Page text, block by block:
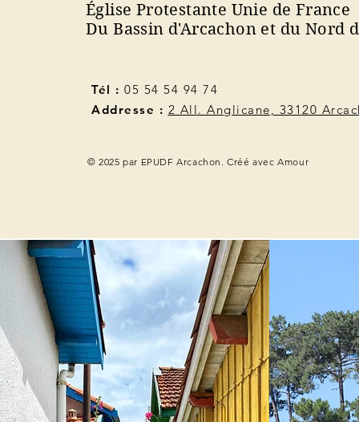
Église Protestante Unie de France
Du Bassin d'Arcachon et du Nord
Tél : 05 54 54 94 74
Addresse : 2 All. Anglicane, 33120
© 2025 par EPUDF Arcachon. Créé avec Amour